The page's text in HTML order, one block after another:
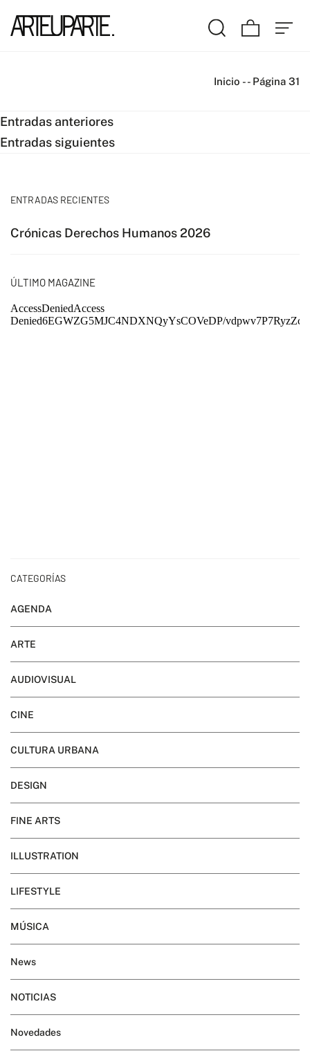
Inicio -- Página 31
Navegación
de
Entradas anteriores
Entradas siguientes
ENTRADAS RECIENTES
Crónicas Derechos Humanos 2026
ÚLTIMO MAGAZINE
CATEGORÍAS
AGENDA
ARTE
AUDIOVISUAL
CINE
CULTURA URBANA
DESIGN
FINE ARTS
ILLUSTRATION
LIFESTYLE
MÚSICA
News
NOTICIAS
Novedades